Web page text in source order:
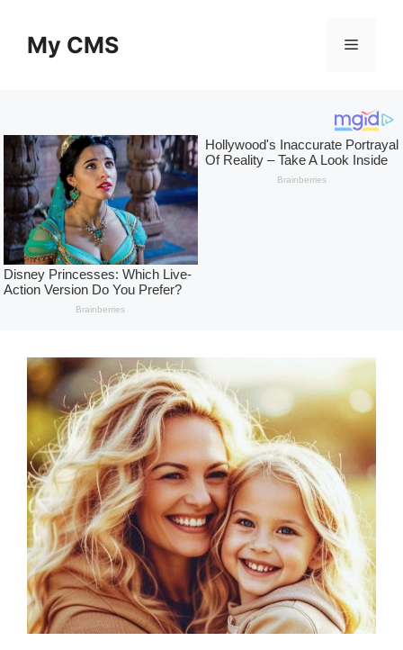
contentMy CMS Menu